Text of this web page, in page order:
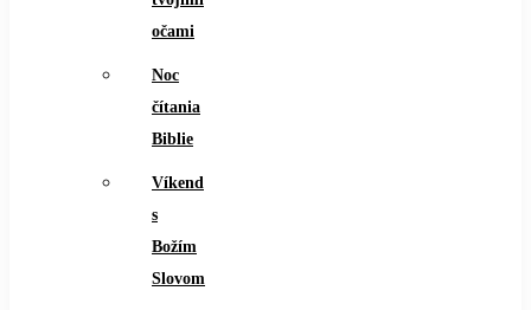
očami
Noc
čítania
Biblie
Víkend
s
Božím
Slovom